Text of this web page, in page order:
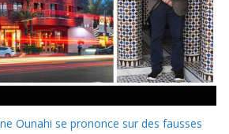
Ounahi se prononce sur des fausses